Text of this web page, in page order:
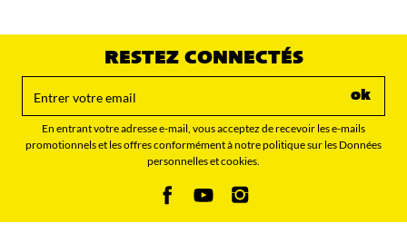
RESTEZ CONNECTÉS
ok
En entrant votre adresse e-mail, vous acceptez de recevoir les e-mails
promotionnels et les offres conformément à notre politique sur les Données
personnelles et cookies.